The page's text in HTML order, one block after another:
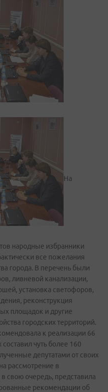
На
народные избранники
все пожелания
города. В перечень были
ливневой канализации,
установка светофоров,
реконструкция
площадок и другие
городских территорий.
к реализации 66
чуть более 160
депутатами от своих
рассмотрение в
свою очередь, представила
рекомендации об